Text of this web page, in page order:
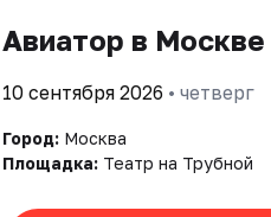
Авиатор в Москве
10 сентября 2026 • четверг
Город: Москва
Площадка: Театр на Трубной